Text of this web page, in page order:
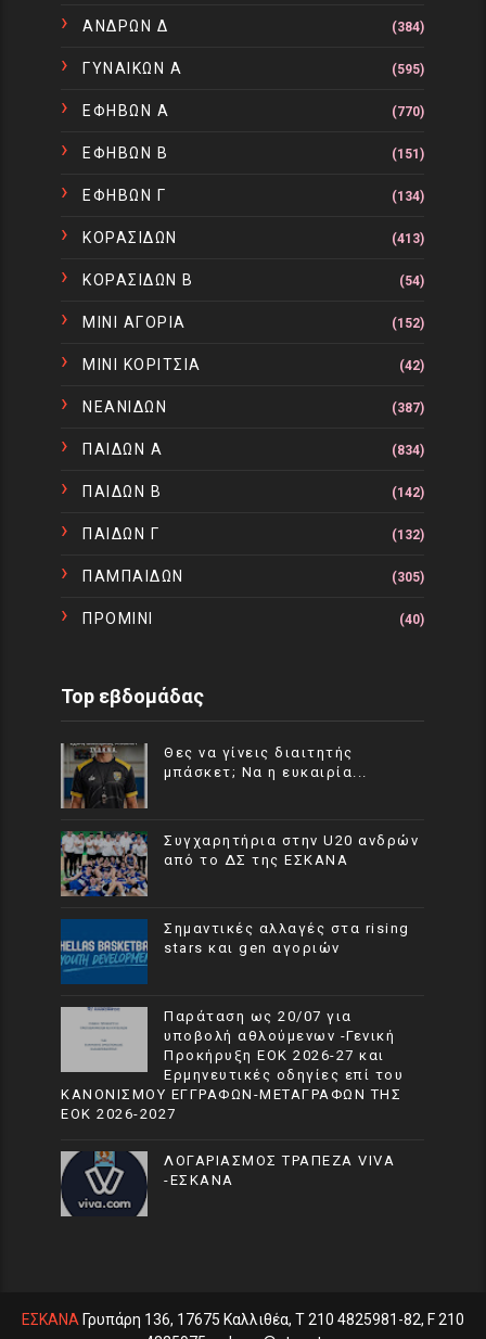
ΑΝΔΡΩΝ Δ (384)
ΓΥΝΑΙΚΩΝ Α (595)
ΕΦΗΒΩΝ Α (770)
ΕΦΗΒΩΝ Β (151)
ΕΦΗΒΩΝ Γ (134)
ΚΟΡΑΣΙΔΩΝ (413)
ΚΟΡΑΣΙΔΩΝ Β (54)
ΜΙΝΙ ΑΓΟΡΙΑ (152)
ΜΙΝΙ ΚΟΡΙΤΣΙΑ (42)
ΝΕΑΝΙΔΩΝ (387)
ΠΑΙΔΩΝ Α (834)
ΠΑΙΔΩΝ Β (142)
ΠΑΙΔΩΝ Γ (132)
ΠΑΜΠΑΙΔΩΝ (305)
ΠΡΟΜΙΝΙ (40)
Top εβδομάδας
Θες να γίνεις διαιτητής
μπάσκετ; Να η ευκαιρία...
Συγχαρητήρια στην U20 ανδρών
από το ΔΣ της ΕΣΚΑΝΑ
Σημαντικές αλλαγές στα rising
stars και gen αγοριών
Παράταση ως 20/07 για
υποβολή αθλούμενων -Γενική
Προκήρυξη ΕΟΚ 2026-27 και
Ερμηνευτικές οδηγίες επί του
ΚΑΝΟΝΙΣΜΟΥ ΕΓΓΡΑΦΩΝ-ΜΕΤΑΓΡΑΦΩΝ ΤΗΣ
ΕΟΚ 2026-2027
ΛΟΓΑΡΙΑΣΜΟΣ ΤΡΑΠΕΖΑ VIVA
-ΕΣΚΑΝΑ
ΕΣΚΑΝΑΓρυπάρη 136, 17675 Καλλιθέα, T 210 4825981-82, F 210